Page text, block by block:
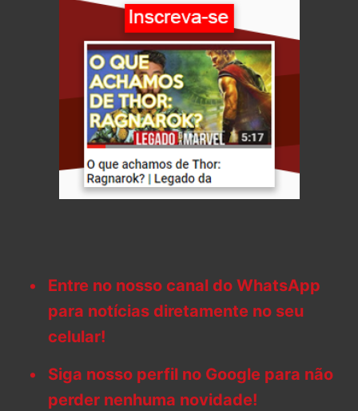
Entre no nosso canal do WhatsApp
para notícias diretamente no seu
celular!
Siga nosso perfil no Google para não
perder nenhuma novidade!